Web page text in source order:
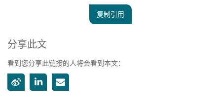
复制引用
分享此文
看到您分享此链接的人将会看到本文：